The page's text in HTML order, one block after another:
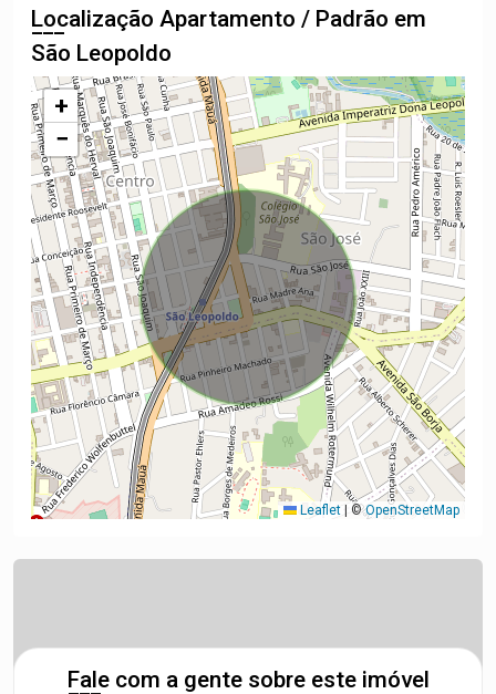
Localização Apartamento / Padrão em
São Leopoldo
+
−
Leaflet ©OpenStreetMap
Fale com a gente sobre este imóvel